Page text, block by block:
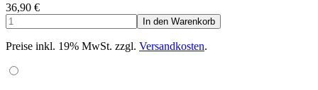
36,90 €
Preise inkl. 19% MwSt. zzgl. Versandkosten.